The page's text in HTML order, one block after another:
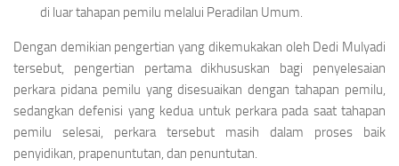
di luar tahapan pemilu melalui Peradilan Umum.
Dengan demikian pengertian yang dikemukakan oleh Dedi Mulyadi
tersebut, pengertian pertama dikhususkan bagi penyelesaian
perkara pidana pemilu yang disesuaikan dengan tahapan pemilu,
sedangkan defenisi yang kedua untuk perkara pada saat tahapan
pemilu selesai, perkara tersebut masih dalam proses baik
penyidikan, prapenuntutan, dan penuntutan.